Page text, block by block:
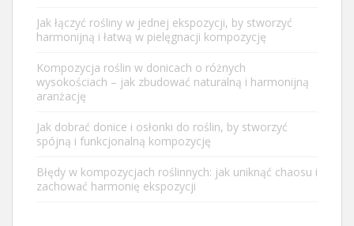
Jak łączyć rośliny w jednej ekspozycji, by stworzyć
harmonijną i łatwą w pielęgnacji kompozycję
Kompozycja roślin w donicach o różnych
wysokościach – jak zbudować naturalną i harmonijną
aranżację
Jak dobrać donice i osłonki do roślin, by stworzyć
spójną i funkcjonalną kompozycję
Błędy w kompozycjach roślinnych: jak uniknąć chaosu i
zachować harmonię ekspozycji